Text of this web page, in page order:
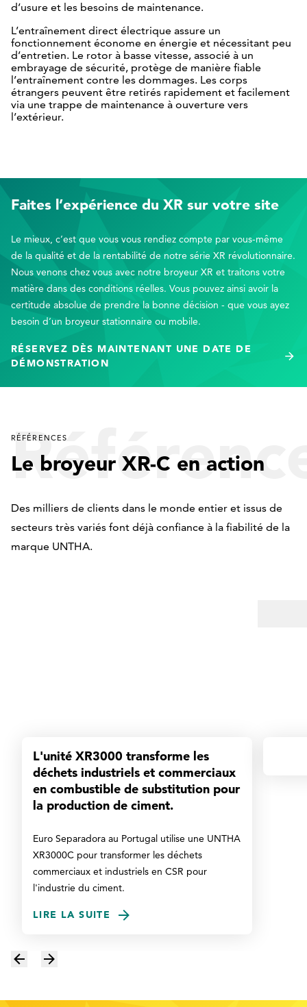
d’usure et les besoins de maintenance.
L’entraînement direct électrique assure un
fonctionnement économe en énergie et nécessitant peu
d’entretien. Le rotor à basse vitesse, associé à un
embrayage de sécurité, protège de manière fiable
l’entraînement contre les dommages. Les corps
étrangers peuvent être retirés rapidement et facilement
via une trappe de maintenance à ouverture vers
l’extérieur.
Faites l’expérience du XR sur votre site
Le mieux, c’est que vous vous rendiez compte par vous-même
de la qualité et de la rentabilité de notre série XR révolutionnaire.
Nous venons chez vous avec notre broyeur XR et traitons votre
matière dans des conditions réelles. Vous pouvez ainsi avoir la
certitude absolue de prendre la bonne décision - que vous ayez
besoin d’un broyeur stationnaire ou mobile.
RÉSERVEZ DÈS MAINTENANT UNE DATE DE
DÉMONSTRATION
RÉFÉRENCES
Le broyeur XR-C en action
Des milliers de clients dans le monde entier et issus de
secteurs très variés font déjà confiance à la fiabilité de la
marque UNTHA.
L'unité XR3000 transforme les
déchets industriels et commerciaux
en combustible de substitution pour
la production de ciment.
Euro Separadora au Portugal utilise une UNTHA
XR3000C pour transformer les déchets
commerciaux et industriels en CSR pour
l'industrie du ciment.
LIRE LA SUITE